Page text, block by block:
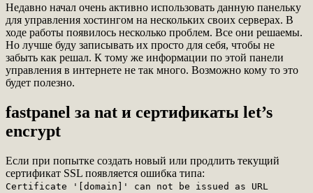
Недавно начал очень активно использовать данную панельку
для управления хостингом на нескольких своих серверах. В
ходе работы появилось несколько проблем. Все они решаемы.
Но лучше буду записывать их просто для себя, чтобы не
забыть как решал. К тому же информации по этой панели
управления в интернете не так много. Возможно кому то это
будет полезно.
fastpanel за nat и сертификаты let’s
encrypt
Если при попытке создать новый или продлить текущий
сертификат SSL появляется ошибка типа:
Certificate '[domain]' can not be issued as URL